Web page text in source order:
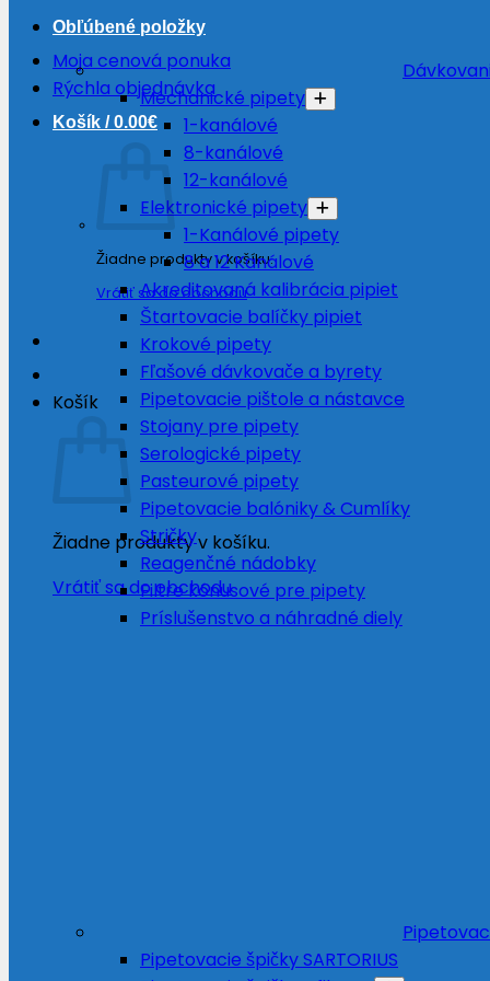
Obľúbené položky
Moja cenová ponuka
Rýchla objednávka
Košík /0.00€
Žiadne produkty v košíku.
Vrátiť sa do obchodu
Košík
Žiadne produkty v košíku.
Vrátiť sa do obchodu
Mechanické pipety
1-kanálové
8-kanálové
12-kanálové
Elektronické pipety
1-Kanálové pipety
8 a 12 Kanálové
Akreditovaná kalibrácia pipiet
Štartovacie balíčky pipiet
Krokové pipety
Fľašové dávkovače a byrety
Pipetovacie pištole a nástavce
Stojany pre pipety
Serologické pipety
Pasteurové pipety
Pipetovacie balóniky & Cumlíky
Stričky
Reagenčné nádobky
Filtre kónusové pre pipety
Príslušenstvo a náhradné diely
Pipetovacie špičky SARTORIUS